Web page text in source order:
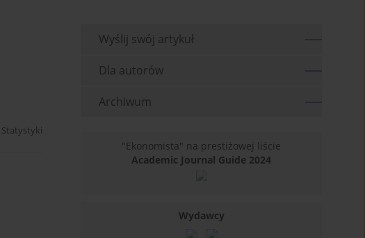
Statystyki
Wyślij swój artykuł
Dla autorów
Archiwum
"Ekonomista" na prestiżowej liście
Academic Journal Guide 2024
Wydawcy